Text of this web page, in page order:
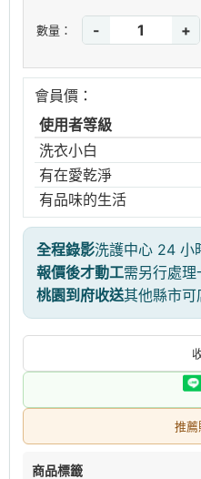
數量： - +
會員價：
使用者等級
洗衣小白
有在愛乾淨
有品味的生活
全程錄影洗護中心 24 小
報價後才動工需另行處
桃園到府收送其他縣市可
推薦
商品標籤